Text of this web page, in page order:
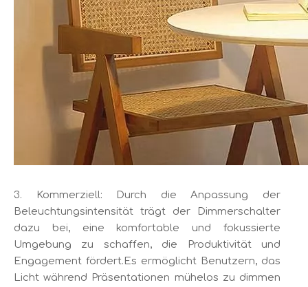
3. Kommerziell: Durch die Anpassung der
Beleuchtungsintensität trägt der Dimmerschalter
dazu bei, eine komfortable und fokussierte
Umgebung zu schaffen, die Produktivität und
Engagement fördert.Es ermöglicht Benutzern, das
Licht während Präsentationen mühelos zu dimmen